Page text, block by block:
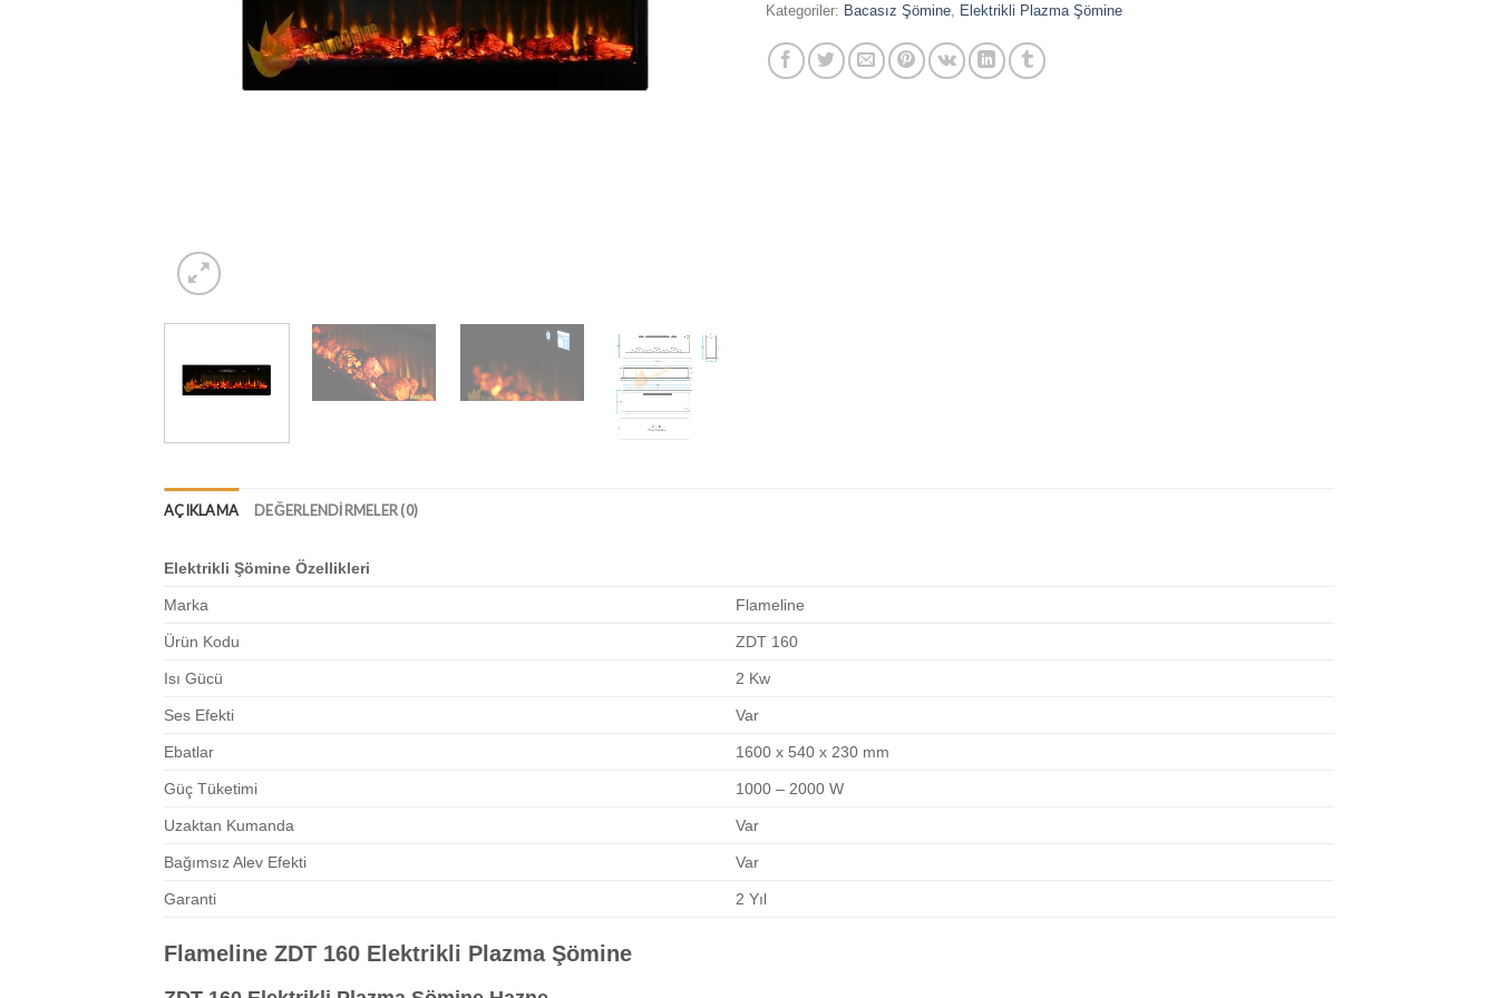
Kategoriler: Bacasız Şömine Elektrikli Plazma Şömine
AÇIKLAMA DEĞERLENDIRMELER (0)
Elektrikli Şömine Özellikleri
Marka Flameline
Ürün Kodu ZDT 160
Isı Gücü 2 Kw
Ses Efekti Var
Ebatlar 1600 x 540 x 230 mm
Güç Tüketimi 1000 – 2000 W
Uzaktan Kumanda Var
Bağımsız Alev Efekti Var
Garanti 2 Yıl
Flameline ZDT 160 Elektrikli Plazma Şömine